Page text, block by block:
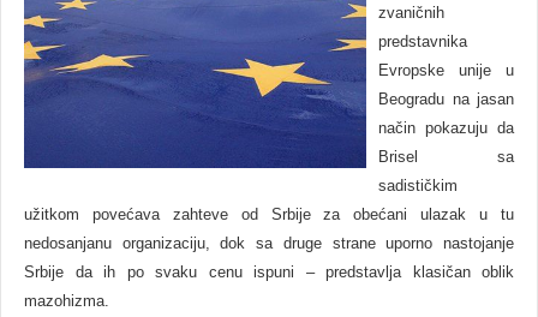
zvaničnih
predstavnika
Evropske unije u
Beogradu na jasan
način pokazuju da
Brisel sa
sadističkim
užitkom povećava zahteve od Srbije za obećani ulazak u tu
nedosanjanu organizaciju, dok sa druge strane uporno nastojanje
Srbije da ih po svaku cenu ispuni – predstavlјa klasičan oblik
mazohizma.